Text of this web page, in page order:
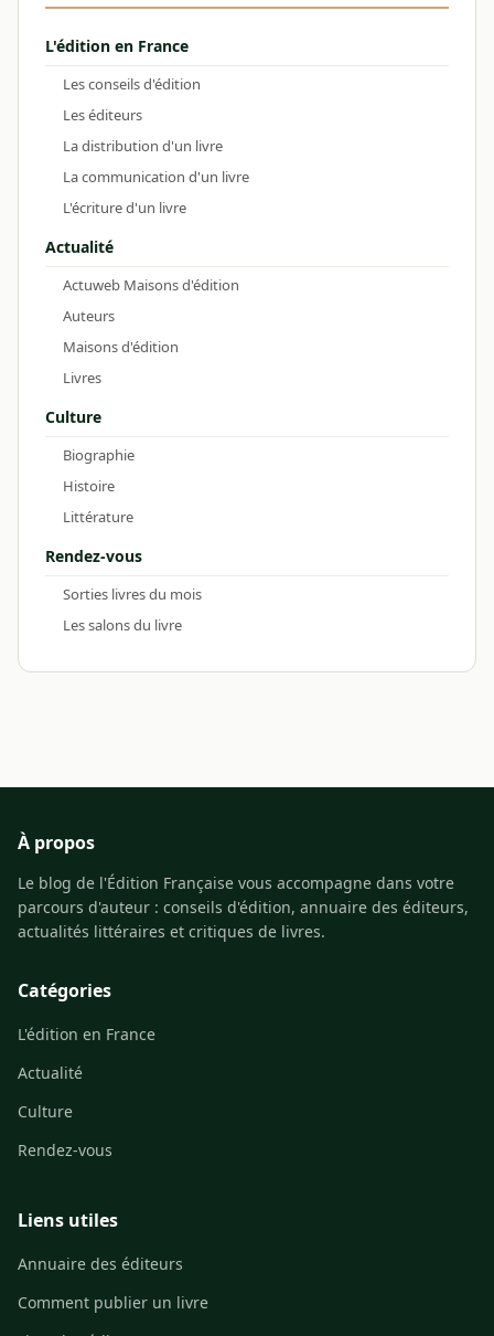
L'édition en France
Les conseils d'édition
Les éditeurs
La distribution d'un livre
La communication d'un livre
L'écriture d'un livre
Actualité
Actuweb Maisons d'édition
Auteurs
Maisons d'édition
Livres
Culture
Biographie
Histoire
Littérature
Rendez-vous
Sorties livres du mois
Les salons du livre
À propos
Le blog de l'Édition Française vous accompagne dans votre
parcours d'auteur : conseils d'édition, annuaire des éditeurs,
actualités littéraires et critiques de livres.
Catégories
L'édition en France
Actualité
Culture
Rendez-vous
Liens utiles
Annuaire des éditeurs
Comment publier un livre